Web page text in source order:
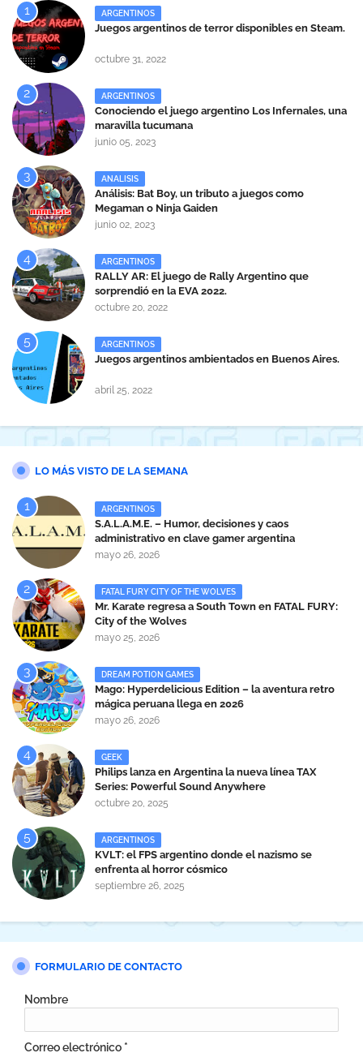
ARGENTINOS
Juegos argentinos de terror disponibles en Steam.
octubre 31, 2022
ARGENTINOS
Conociendo el juego argentino Los Infernales, una
maravilla tucumana
junio 05, 2023
ANALISIS
Análisis: Bat Boy, un tributo a juegos como
Megaman o Ninja Gaiden
junio 02, 2023
ARGENTINOS
RALLY AR: El juego de Rally Argentino que
sorprendió en la EVA 2022.
octubre 20, 2022
ARGENTINOS
Juegos argentinos ambientados en Buenos Aires.
abril 25, 2022
LO MÁS VISTO DE LA SEMANA
ARGENTINOS
S.A.L.A.M.E. – Humor, decisiones y caos
administrativo en clave gamer argentina
mayo 26, 2026
FATAL FURY CITY OF THE WOLVES
Mr. Karate regresa a South Town en FATAL FURY:
City of the Wolves
mayo 25, 2026
DREAM POTION GAMES
Mago: Hyperdelicious Edition – la aventura retro
mágica peruana llega en 2026
mayo 26, 2026
GEEK
Philips lanza en Argentina la nueva línea TAX
Series: Powerful Sound Anywhere
octubre 20, 2025
ARGENTINOS
KVLT: el FPS argentino donde el nazismo se
enfrenta al horror cósmico
septiembre 26, 2025
FORMULARIO DE CONTACTO
Nombre
Correo electrónico *